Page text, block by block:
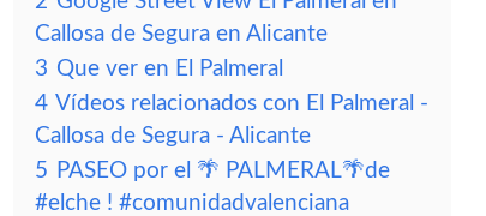
Callosa de Segura en Alicante
3 Que ver en El Palmeral
4 Vídeos relacionados con El Palmeral -
Callosa de Segura - Alicante
5 PASEO por el 🌴 PALMERAL🌴de
#elche ! #comunidadvalenciana